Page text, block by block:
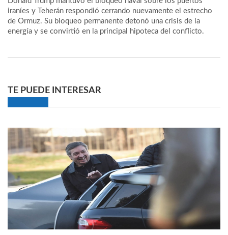
iraníes y Teherán respondió cerrando nuevamente el estrecho
de Ormuz. Su bloqueo permanente detonó una crisis de la
energía y se convirtió en la principal hipoteca del conflicto.
TE PUEDE INTERESAR